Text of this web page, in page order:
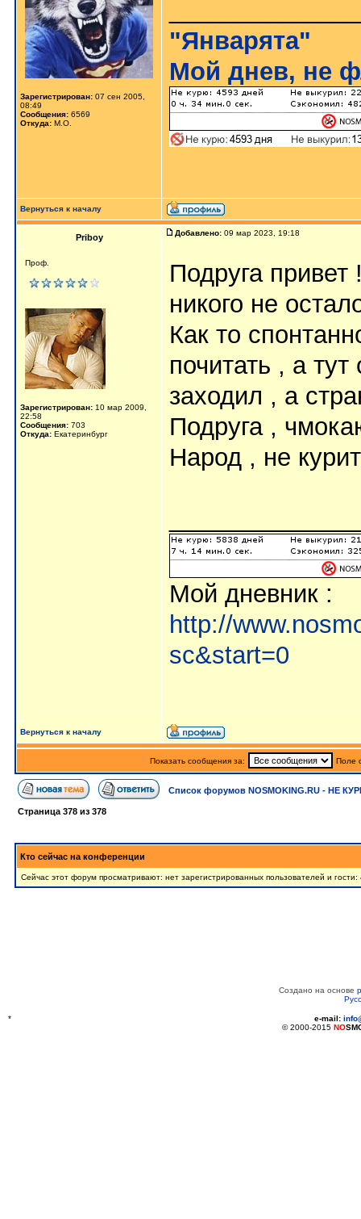
Зарегистрирован: 07 сен 2005,
08:49
Сообщения: 6569
Откуда: М.О.
"Январята"
Мой днев, не
Вернуться к началу
Priboy Добавлено: 09 мар 2023, 19:18
Проф.
Зарегистрирован: 10 мар 2009,
22:58
Сообщения: 703
Откуда: Екатеринбург
Подруга
никого не
Как то
почитать , а
заходил , а
Подруга ,
Народ , не
Мой дневник :
http://
sc&start=0
Вернуться к началу
Показать сообщения за: Поле
Список форумов NOSMOKING.RU - НЕ
Страница 378 из 378
Кто сейчас на конференции
Сейчас этот форум просматривают: нет зарегистрированных пользователей и гости:
Создано на основе
* e-mail:
© 2000-2015 NO